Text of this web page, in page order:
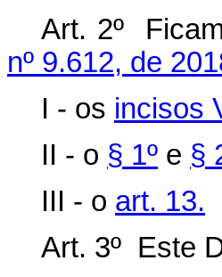
Art. 2º
nº 9.612, de
I - os incisos
II - o § 1º e §
III - o art. 13.
Art. 3º Este